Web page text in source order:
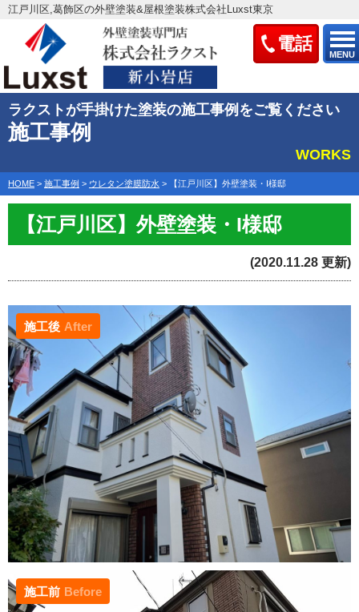
電話
MENU
江戸川区,葛飾区の外壁塗装&屋根塗装株式会社Luxst東京
ラクストが手掛けた塗装の施工事例をご覧ください
施工事例
WORKS
HOME > 施工事例 > ウレタン塗膜防水 > 【江戸川区】外壁塗装・I様邸
【江戸川区】外壁塗装・I様邸
(2020.11.28 更新)
施工後 After
施工前 Before